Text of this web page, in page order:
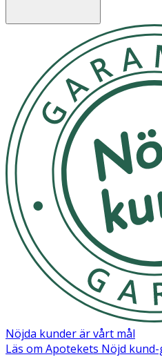
klädesplagg. Använd inte
elastanet i strumpan. Låt
bevara deras passform.
Strumpbyxorna håller längre
exempel i sin
påse.
OK för gravida och ammande:
Ja
Nöjda kunder är vårt mål
Läs om Apotekets Nöjd